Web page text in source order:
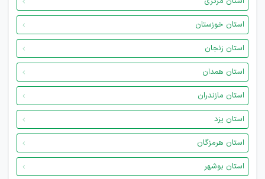
استان خوزستان
استان زنجان
استان همدان
استان مازندران
استان یزد
استان هرمزگان
استان بوشهر